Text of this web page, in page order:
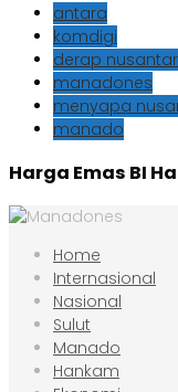
antara
komdigi
derap
manadones
menyapa
manado
Harga Emas BI
Home
Internasional
Nasional
Sulut
Manado
Hankam